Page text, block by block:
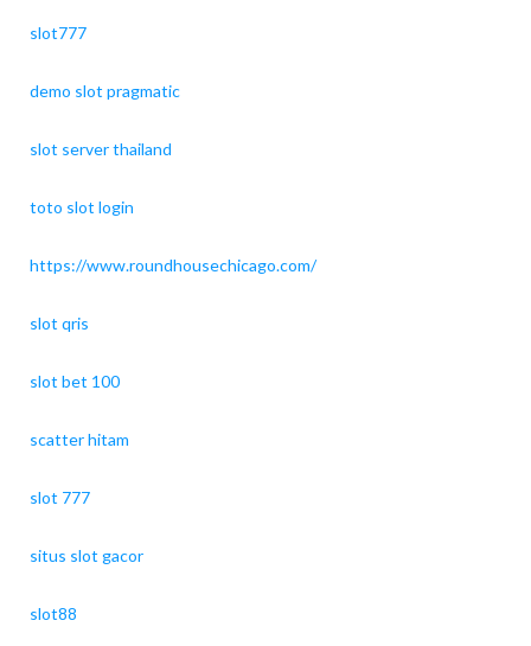
slot777
demo slot pragmatic
slot server thailand
toto slot login
https://www.roundhousechicago.com/
slot qris
slot bet 100
scatter hitam
slot 777
situs slot gacor
slot88